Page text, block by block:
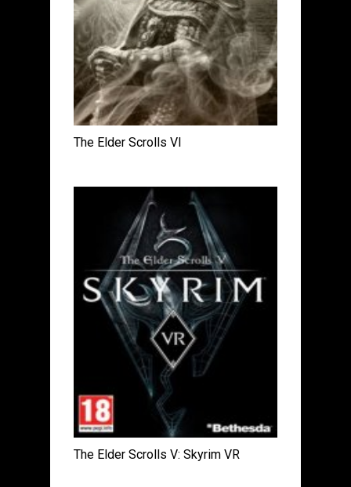
The Elder Scrolls VI
The Elder Scrolls V: Skyrim VR